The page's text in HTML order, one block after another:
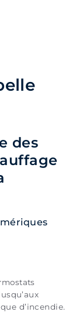
des
d’incendie.